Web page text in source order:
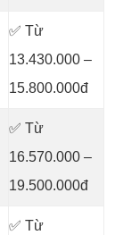
✅ Từ
13.430.000 –
15.800.000đ
✅ Từ
16.570.000 –
19.500.000đ
✅ Từ